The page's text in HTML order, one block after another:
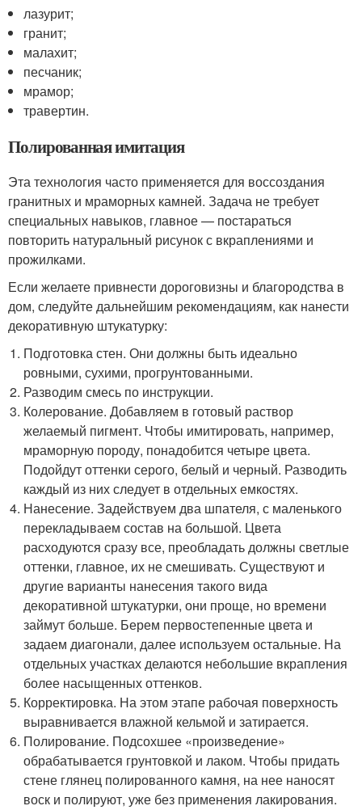
лазурит;
гранит;
малахит;
песчаник;
мрамор;
травертин.
Полированная имитация
Эта технология часто применяется для воссоздания
гранитных и мраморных камней. Задача не требует
специальных навыков, главное — постараться
повторить натуральный рисунок с вкраплениями и
прожилками.
Если желаете привнести дороговизны и благородства в
дом, следуйте дальнейшим рекомендациям, как нанести
декоративную штукатурку:
Подготовка стен. Они должны быть идеально
ровными, сухими, прогрунтованными.
Разводим смесь по инструкции.
Колерование. Добавляем в готовый раствор
желаемый пигмент. Чтобы имитировать, например,
мраморную породу, понадобится четыре цвета.
Подойдут оттенки серого, белый и черный. Разводить
каждый из них следует в отдельных емкостях.
Нанесение. Задействуем два шпателя, с маленького
перекладываем состав на большой. Цвета
расходуются сразу все, преобладать должны светлые
оттенки, главное, их не смешивать. Существуют и
другие варианты нанесения такого вида
декоративной штукатурки, они проще, но времени
займут больше. Берем первостепенные цвета и
задаем диагонали, далее используем остальные. На
отдельных участках делаются небольшие вкрапления
более насыщенных оттенков.
Корректировка. На этом этапе рабочая поверхность
выравнивается влажной кельмой и затирается.
Полирование. Подсохшее «произведение»
обрабатывается грунтовкой и лаком. Чтобы придать
стене глянец полированного камня, на нее наносят
воск и полируют, уже без применения лакирования.